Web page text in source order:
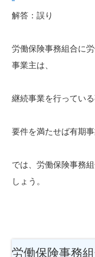
解答：誤り
労働保険事務組合に
事業主は、
継続事業を行ってい
要件を満たせば有期
では、労働保険事務
しょう。
労働保険事務